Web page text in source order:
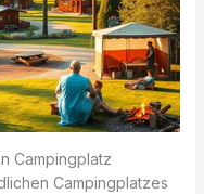
Campingplatz
Campingplatzes